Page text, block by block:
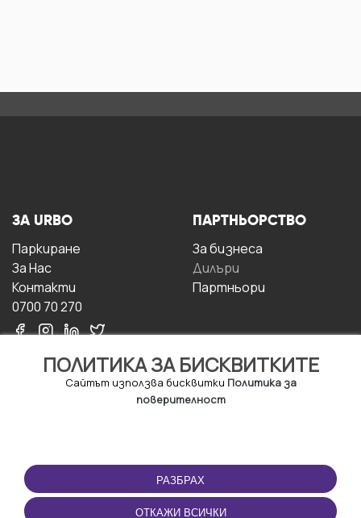
ПОЛИТИКА ЗА БИСКВИТКИТЕ
Сайтът използва бисквитки Политика за
поверителност
РАЗБРАХ
ОТКАЖИ ВСИЧКИ
ЗА URBO
Паркиране
За Hас
Контакти
0700 70 270
ПАРТНЬОРСТВО
За бизнесa
Дилъри
Партньори
ПОЛЗВАНЕ
Правила и условия за
ползване
ПРИЛОЖЕНИЕТО